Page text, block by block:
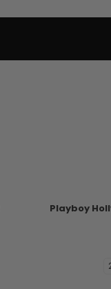
Playboy